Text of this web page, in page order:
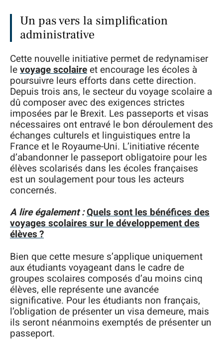
Un pas vers la simplification
administrative
Cette nouvelle initiative permet de redynamiser
levoyage scolaireet encourage les écoles à
poursuivre leurs efforts dans cette direction.
Depuis trois ans, le secteur du voyage scolaire a
dû composer avec des exigences strictes
imposées par le Brexit. Les passeports et visas
nécessaires ont entravé le bon déroulement des
échanges culturels et linguistiques entre la
France et le Royaume-Uni. L’initiative récente
d’abandonner le passeport obligatoire pour les
élèves scolarisés dans les écoles françaises
est un soulagement pour tous les acteurs
concernés.
A lire également :Quels sont les bénéfices des
voyages scolaires sur le développement des
élèves ?
Bien que cette mesure s’applique uniquement
aux étudiants voyageant dans le cadre de
groupes scolaires composés d’au moins cinq
élèves, elle représente une avancée
significative. Pour les étudiants non français,
l’obligation de présenter un visa demeure, mais
ils seront néanmoins exemptés de présenter un
passeport.